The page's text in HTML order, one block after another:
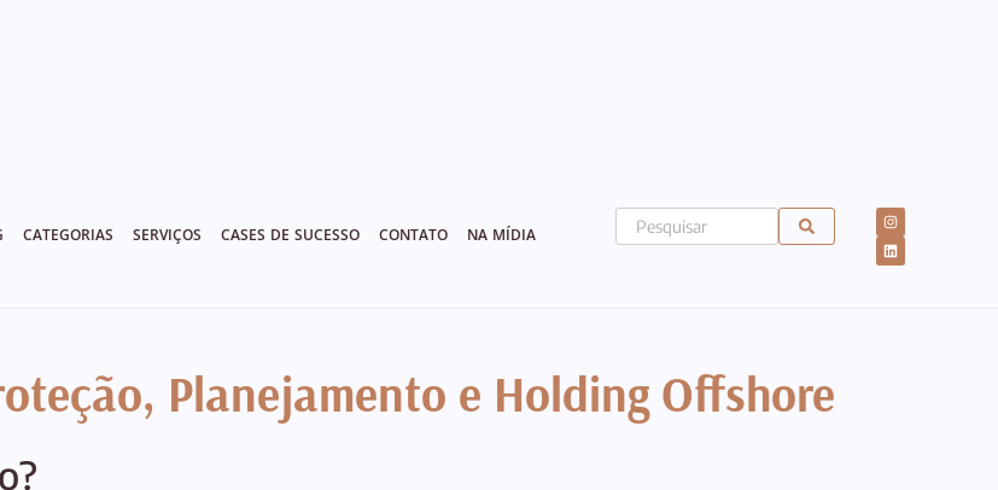
CATEGORIAS SERVIÇOS CASES DE SUCESSO CONTATO NA MÍDIA
Planejamento e Holding Offshore